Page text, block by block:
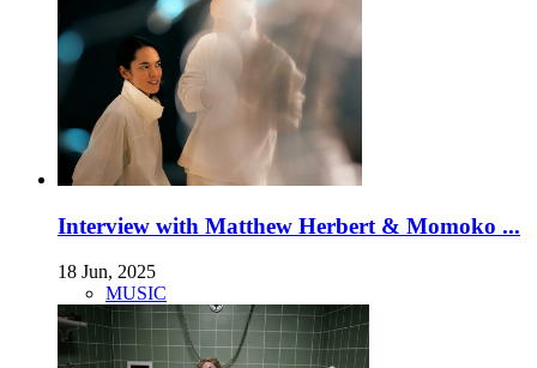
Interview with Matthew Herbert & Momoko ...
18 Jun, 2025
MUSIC